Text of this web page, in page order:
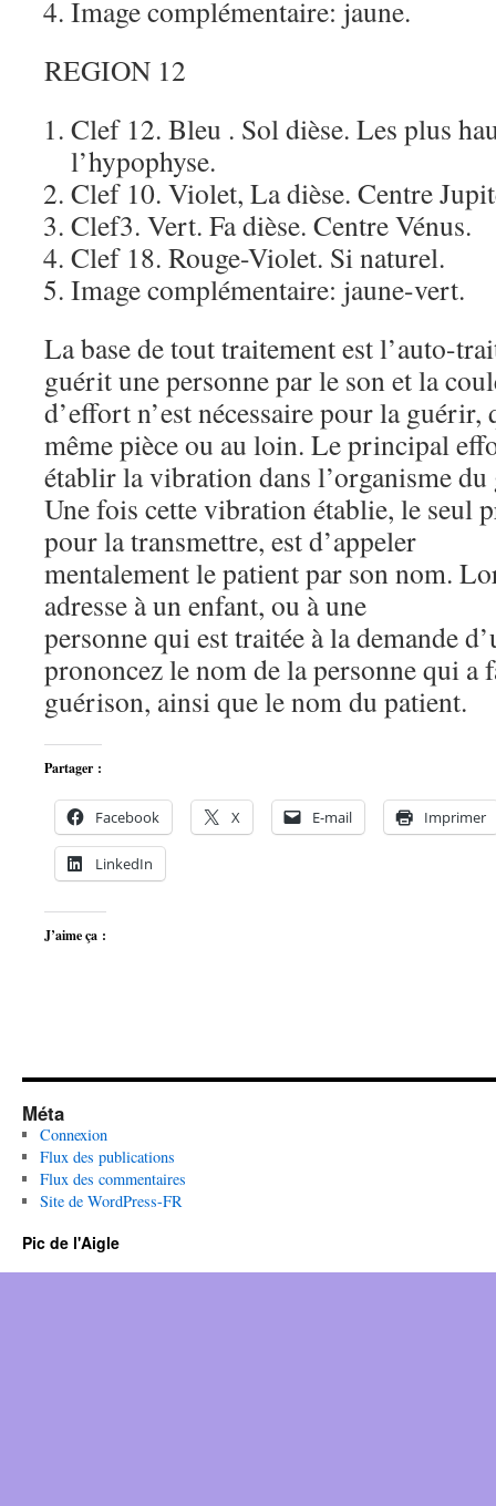
Image complémentaire: jaune.
REGION 12
Clef 12. Bleu . Sol dièse. Les plus
l’hypophyse.
Clef 10. Violet, La dièse. Centre
Clef3. Vert. Fa dièse. Centre Vénus.
Clef 18. Rouge-Violet. Si naturel.
Image complémentaire: jaune-vert.
La base de tout traitement est l’auto-
guérit une personne par le son et la
d’effort n’est nécessaire pour la guérir,
même pièce ou au loin. Le principal
établir la vibration dans l’organisme du
Une fois cette vibration établie, le seul
pour la transmettre, est d’appeler
mentalement le patient par son nom.
adresse à un enfant, ou à une
personne qui est traitée à la demande
prononcez le nom de la personne qui a
guérison, ainsi que le nom du patient.
Partager :
Facebook X E-mail Imprimer
LinkedIn
J’aime ça :
Méta
Connexion
Flux des publications
Flux des commentaires
Site de WordPress-FR
Pic de l'Aigle